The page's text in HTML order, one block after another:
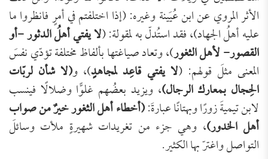
الأثر المروي عن ابن عُيَينة وغيره: (إذا اختلفتم في أمرٍ فانظروا ما
عليه أهلُ الجهاد)، فقد استُدلّ به لمقولة: (لا يفتي أهلُ الدثور -أو
القصور- لأهل الثغور)، وتعاد صياغتها بألفاظ مختلفة تؤدّي نفسَ
المعنى مثلَ قولهم: (لا يفتي قاعِد لمجاهدٍ)، و(لا شأن لربّات
الحِجال بمعارك الرجال)، ويزيد بعضُهم غلوًّا وضلالًا فينسب
لابن تيميةَ زورًا وبهتانًا عبارةَ:(أخطاء أهل الثغور خيرٌ من صواب
أهل الخدور)، وهي جزء من تغريدات شهيرةٍ ملأت وسائلَ
التواصل واغترّ بها الكثير.